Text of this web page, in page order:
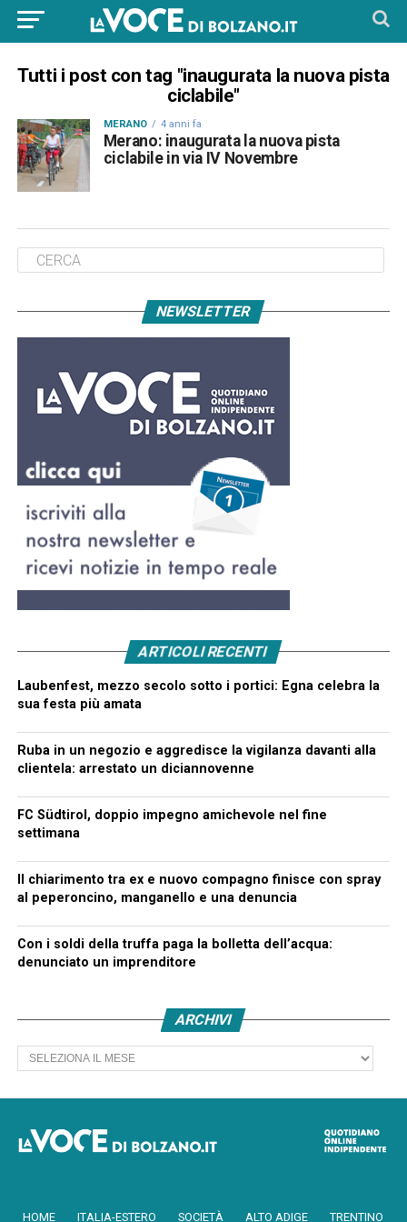
Tutti i post con tag "inaugurata la nuova pista
ciclabile"
MERANO 4 anni fa
Merano: inaugurata la nuova pista
ciclabile in via IV Novembre
NEWSLETTER
ARTICOLI RECENTI
Laubenfest, mezzo secolo sotto i portici: Egna celebra la
sua festa più amata
Ruba in un negozio e aggredisce la vigilanza davanti alla
clientela: arrestato un diciannovenne
FC Südtirol, doppio impegno amichevole nel fine
settimana
Il chiarimento tra ex e nuovo compagno finisce con spray
al peperoncino, manganello e una denuncia
Con i soldi della truffa paga la bolletta dell’acqua:
denunciato un imprenditore
ARCHIVI
Archivi
HOME ITALIA-ESTERO SOCIETÀ ALTO ADIGE TRENTINO